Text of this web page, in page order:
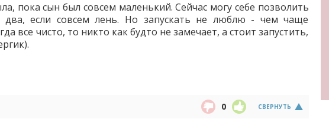
пока сын был совсем маленький. Сейчас могу себе позволить
два, если совсем лень. Но запускать не люблю - чем чаще
все чисто, то никто как будто не замечает, а стоит запустить,
СВЕРНУТЬ
0